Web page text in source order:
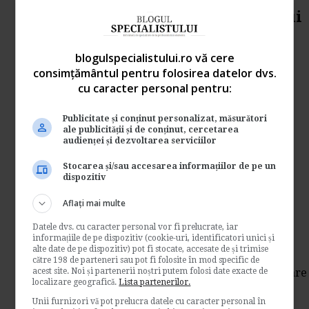
ANAF: Schimbarea regimului
de impozitare pentru
microintreprinderi
Fiscalitatea.ro
referitoare la schimbarea regimului de
impozitare pentru...
→Citeste mai departe
Corectarea erorilor
contabile. Caz practic
deFiscalitatea.ro
Supunem atentiei dvs. cazul unei societati care
constata in 2012, dupa ce intocmeste si
depune...
blogulspecialistului.ro vă cere
consimțământul pentru folosirea datelor dvs.
cu caracter personal pentru:
Publicitate și conținut personalizat, măsurători
ale publicității și de conținut, cercetarea
audienței și dezvoltarea serviciilor
Stocarea și/sau accesarea informațiilor de pe un
dispozitiv
Aflați mai multe
Datele dvs. cu caracter personal vor fi prelucrate, iar
informațiile de pe dispozitiv (cookie-uri, identificatori unici și
alte date de pe dispozitiv) pot fi stocate, accesate de și trimise
către 198 de parteneri sau pot fi folosite în mod specific de
acest site. Noi și partenerii noștri putem folosi date exacte de
localizare geografică.Lista partenerilor.
Unii furnizori vă pot prelucra datele cu caracter personal în